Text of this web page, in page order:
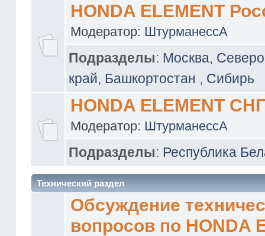
HONDA ELEMENT
Модератор: ШтурманессА
Подразделы: Москва,
край, Башкортостан , Сибирь
HONDA ELEMENT
Модератор: ШтурманессА
Подразделы: Республика
Технический раздел
Обсуждение
вопросов по HONDA